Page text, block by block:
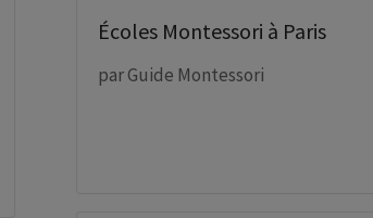
Écoles Montessori à Paris
parGuide Montessori